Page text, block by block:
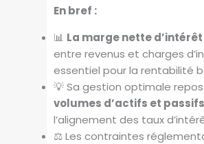
En bref :
📊 La marge nette d’intérêt
entre revenus et charges
essentiel pour la rentabilité
💡 Sa gestion optimale
volumes d’actifs et
l’alignement des taux
⚖️ Les contraintes